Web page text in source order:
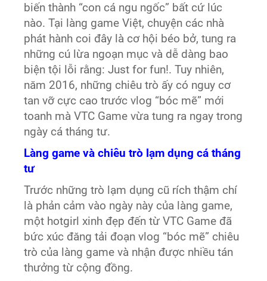
biến thành “con cá ngu ngốc” bất cứ lúc
nào. Tại làng game Việt, chuyện các nhà
phát hành coi đây là cơ hội béo bở, tung ra
những cú lừa ngoạn mục và dễ dàng bao
biện tội lỗi rằng: Just for fun!. Tuy nhiên,
năm 2016, những chiêu trò ấy có nguy cơ
tan vỡ cực cao trước vlog “bóc mẽ” mới
toanh mà VTC Game vừa tung ra ngay trong
ngày cá tháng tư.
Làng game và chiêu trò lạm dụng cá tháng
tư
Trước những trò lạm dụng cũ rích thậm chí
là phản cảm vào ngày này của làng game,
một hotgirl xinh đẹp đến từ VTC Game đã
bức xúc đăng tải đoạn vlog “bóc mẽ” chiêu
trò của làng game và nhận được nhiều tán
thưởng từ cộng đồng.